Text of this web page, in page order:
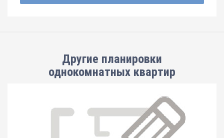
Другие планировки
однокомнатных квартир